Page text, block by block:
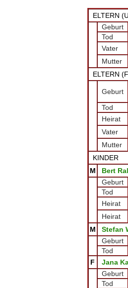
ELTERN (U
Geburt
Tod
Vater
Mutter
ELTERN (F
Geburt
Tod
Heirat
Vater
Mutter
KINDER
M
Bert
Geburt
Tod
Heirat
Heirat
M
Stefan
Geburt
Tod
F
Jana
Geburt
Tod